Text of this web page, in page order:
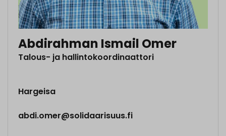
Abdirahman Ismail Omer
Talous- ja hallintokoordinaattori
Hargeisa
abdi.omer@solidaarisuus.fi